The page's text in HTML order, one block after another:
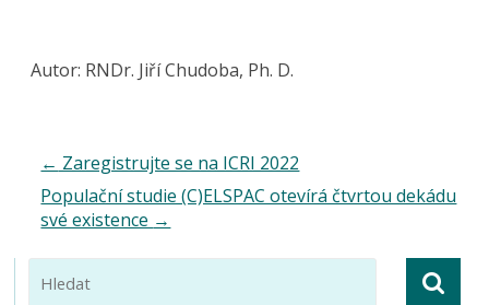
Autor: RNDr. Jiří Chudoba, Ph. D.
← Zaregistrujte se na ICRI 2022
Populační studie (C)ELSPAC otevírá čtvrtou dekádu
své existence →